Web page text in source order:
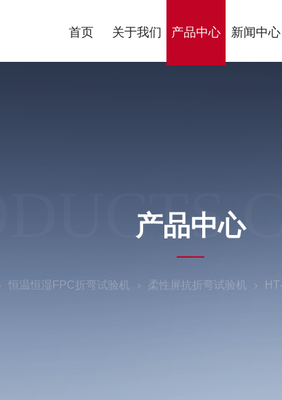
首页 关于我们 产品中心 新闻中心
产品中心
恒温恒湿FPC折弯试验机 柔性屏抗折弯试验机